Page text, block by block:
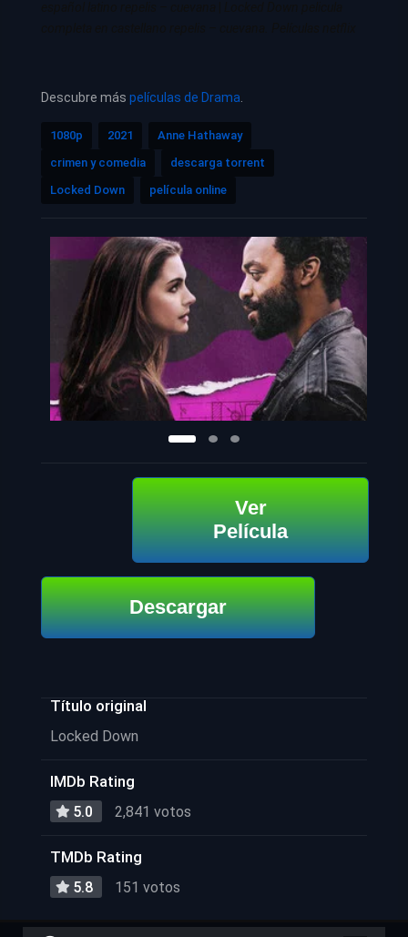
Descubre más películas de Drama
1080p 2021
Anne Hathaway
crimen y comedia
descarga torrent
Locked Down
película online
Ver
Película
Descargar
Título original
Locked Down
IMDb Rating
5.0 2,841 votos
TMDb Rating
5.8 151 votos